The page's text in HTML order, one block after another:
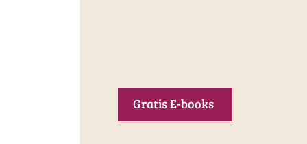
Gratis E-books